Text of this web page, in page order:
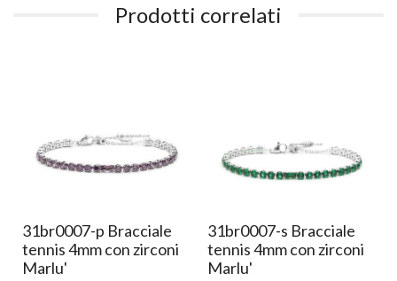
Prodotti correlati
31br0007-p Bracciale
tennis 4mm con zirconi
Marlu'
31br0007-s Bracciale
tennis 4mm con zirconi
Marlu'